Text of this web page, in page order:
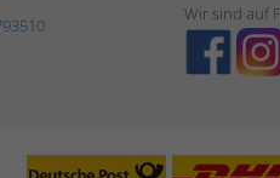
Wir sind auf